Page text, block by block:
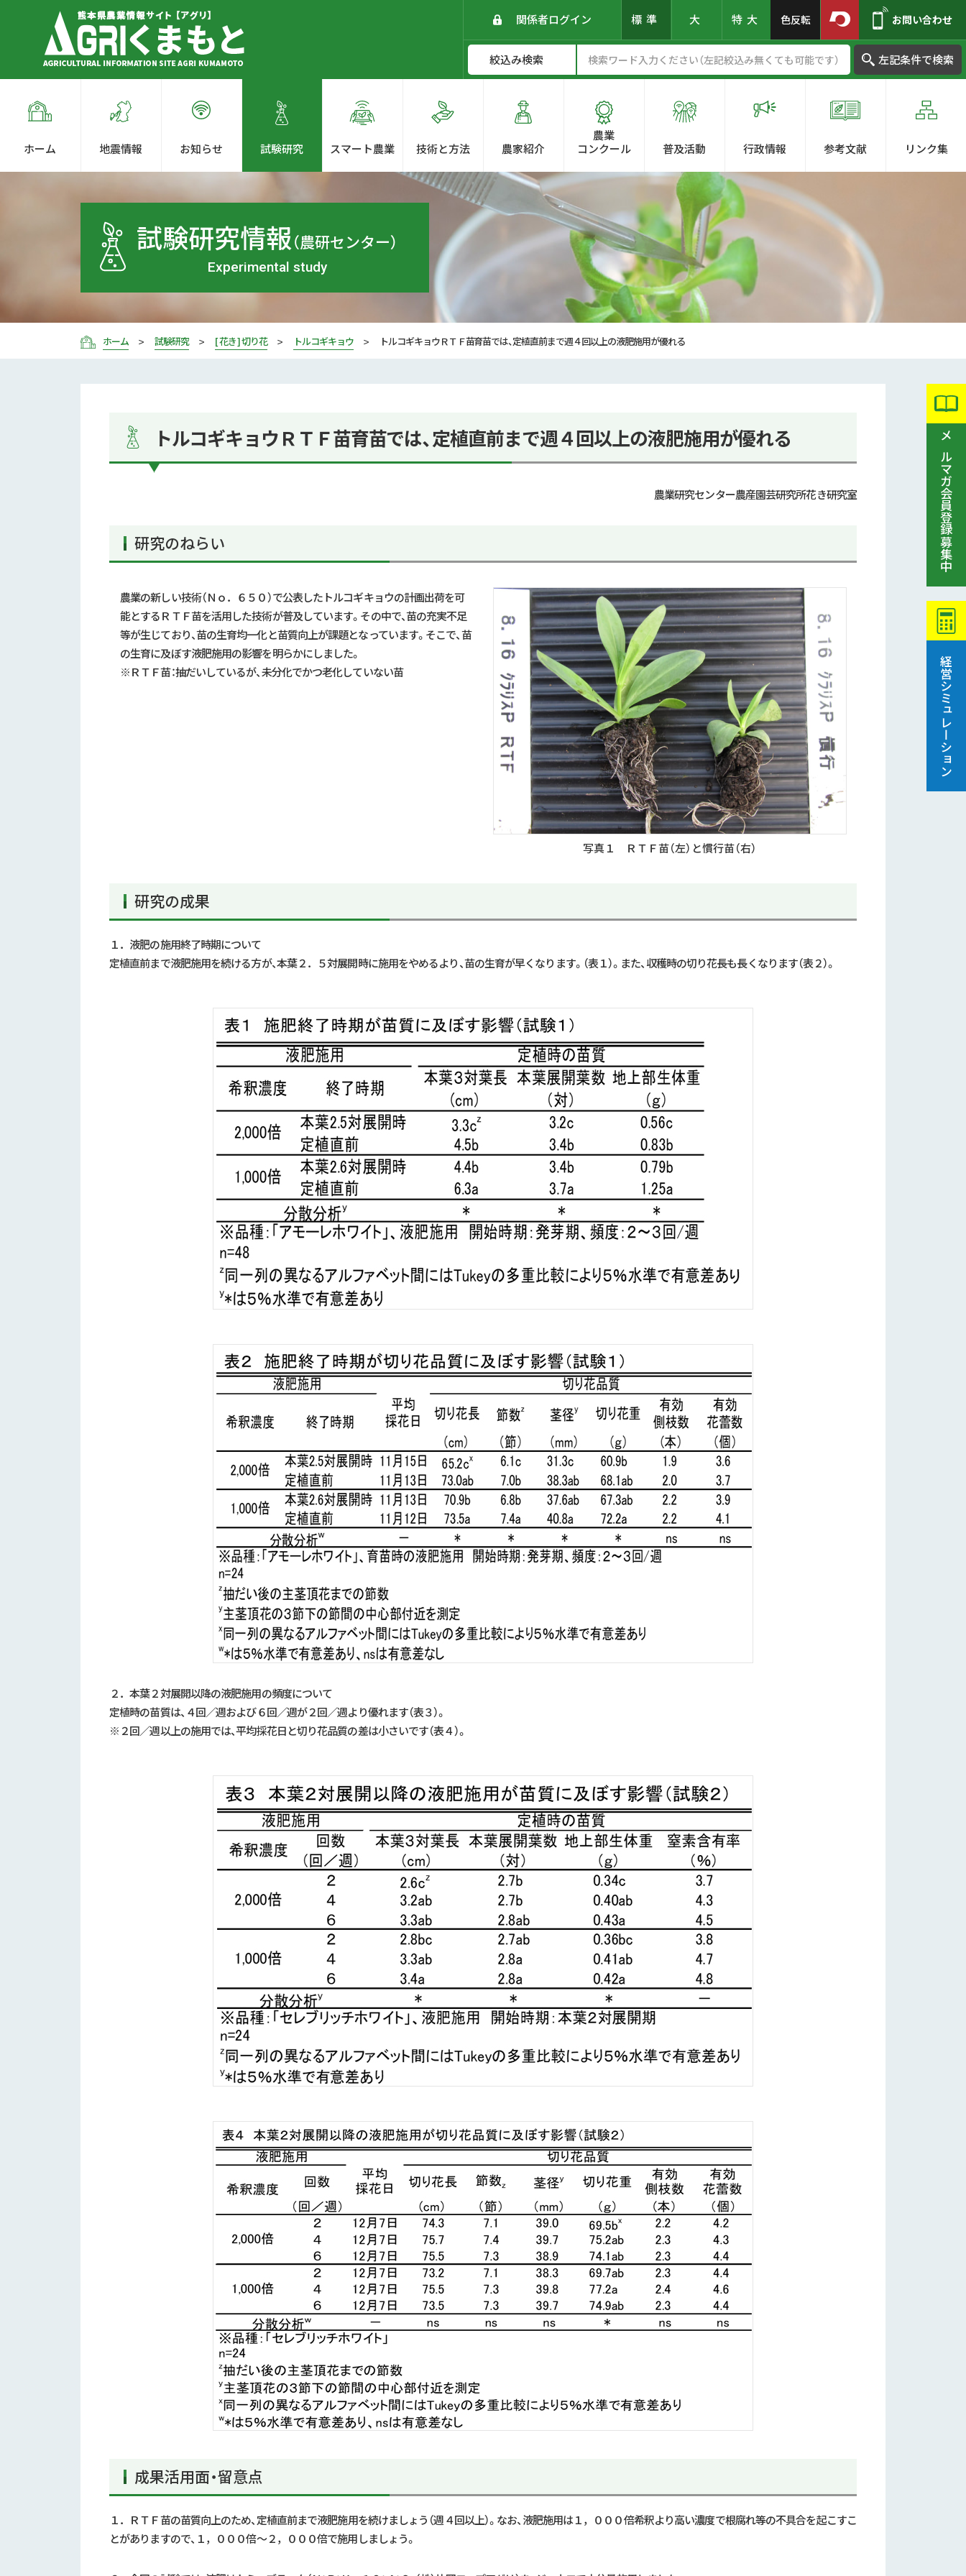
関係者ログイン 標準 大 特大 色反転 お問い合わせ
左記条件で検索
ホーム 地震情報 お知らせ 試験研究 スマート農業 技術と方法 農家紹介
農業
コンクール
普及活動 行政情報 参考文献 リンク集
試験研究情報 （農研センター）
Experimental study
ホーム 試験研究 [ 花き ] 切り花 トルコギキョウ トルコギキョウＲＴＦ苗育苗では、定植直前まで週４回以上の液肥施用が優れる
メルマガ会員登録募集中
経営シミュレーション
トルコギキョウＲＴＦ苗育苗では、定植直前まで週４回以上の液肥施用が優れる
農業研究センター農産園芸研究所花き研究室
研究のねらい
農業の新しい技術（Ｎｏ．６５０）で公表したトルコギキョウの計画出荷を可
能とするＲＴＦ苗を活用した技術が普及しています。その中で、苗の充実不足
等が生じており、苗の生育均一化と苗質向上が課題となっています。そこで、苗
の生育に及ぼす液肥施用の影響を明らかにしました。
※ＲＴＦ苗：抽だいしているが、未分化でかつ老化していない苗
写真１ ＲＴＦ苗（左）と慣行苗（右）
研究の成果
１．液肥の施用終了時期について
定植直前まで液肥施用を続ける方が、本葉２．５対展開時に施用をやめるより、苗の生育が早くなります。（表１）。また、収穫時の切り花長も長くなります（表２）。
２．本葉２対展開以降の液肥施用の頻度について
定植時の苗質は、４回／週および６回／週が２回／週より優れます（表３）。
※２回／週以上の施用では、平均採花日と切り花品質の差は小さいです（表４）。
成果活用面・留意点
１．ＲＴＦ苗の苗質向上のため、定植直前まで液肥施用を続けましょう（週４回以上）。なお、液肥施用は１，０００倍希釈より高い濃度で根腐れ等の不具合を起こすこ
とがありますので、１，０００倍～２，０００倍で施用しましょう。